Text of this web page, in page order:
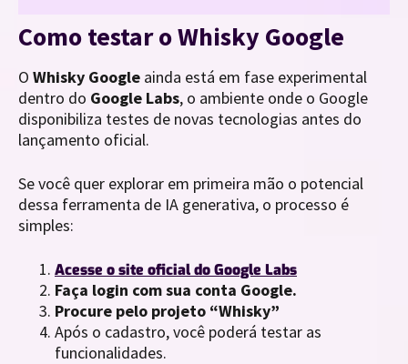
Como testar o Whisky Google
O Whisky Google ainda está em fase experimental
dentro do Google Labs, o ambiente onde o Google
disponibiliza testes de novas tecnologias antes do
lançamento oficial.
Se você quer explorar em primeira mão o potencial
dessa ferramenta de IA generativa, o processo é
simples:
Acesse o site oficial do Google Labs
Faça login com sua conta Google.
Procure pelo projeto “Whisky”
Após o cadastro, você poderá testar as
funcionalidades.